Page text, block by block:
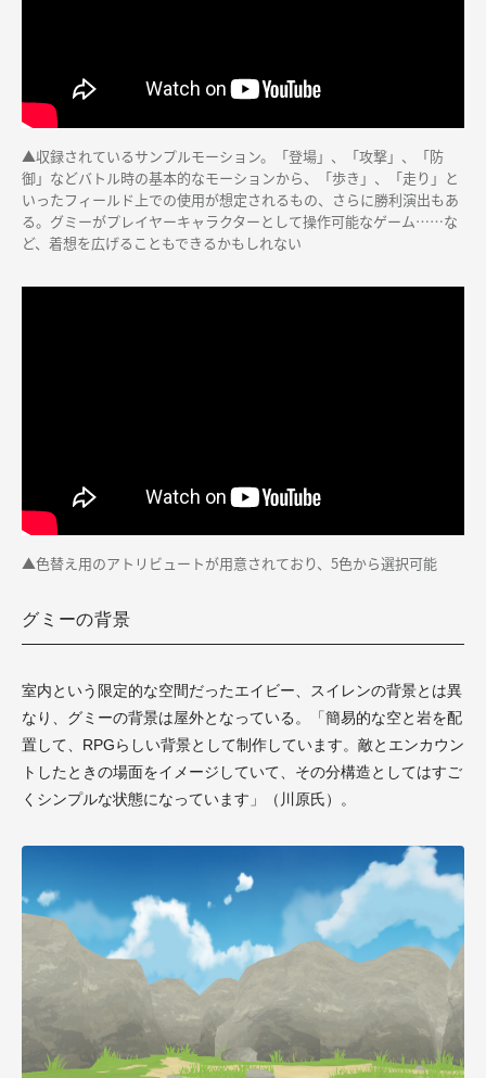
▲収録されているサンプルモーション。「登場」、「攻撃」、「防
御」などバトル時の基本的なモーションから、「歩き」、「走り」と
いったフィールド上での使用が想定されるもの、さらに勝利演出もあ
る。グミーがプレイヤーキャラクターとして操作可能なゲーム……な
ど、着想を広げることもできるかもしれない
▲色替え用のアトリビュートが用意されており、5色から選択可能
グミーの背景
室内という限定的な空間だったエイビー、スイレンの背景とは異
なり、グミーの背景は屋外となっている。「簡易的な空と岩を配
置して、RPGらしい背景として制作しています。敵とエンカウン
トしたときの場面をイメージしていて、その分構造としてはすご
くシンプルな状態になっています」（川原氏）。